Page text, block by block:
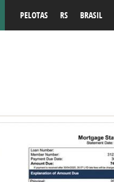
PELOTAS RS BRASIL